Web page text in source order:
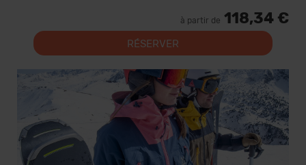
à partir de 118,34 €
RÉSERVER